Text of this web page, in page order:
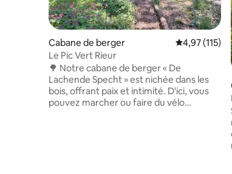
Cabane de berger Évaluation
4,97 (115)
Le Pic Vert Rieur
🌳 Notre cabane de berger « De
Lachende Specht » est nichée dans les
bois, offrant paix et intimité. D'ici, vous
pouvez marcher ou faire du vélo